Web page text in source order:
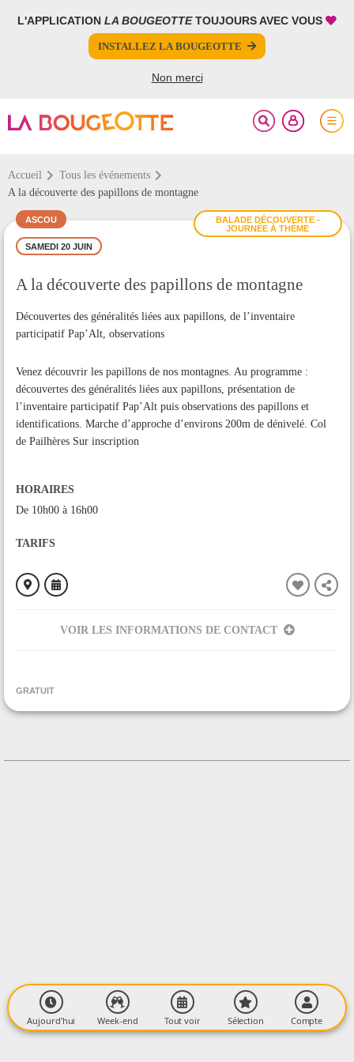
L'APPLICATION LA BOUGEOTTETOUJOURS AVEC VOUS
INSTALLEZ LA BOUGEOTTE
Non merci
Accueil
Tous les événements
A la découverte des papillons de montagne
BALADE DÉCOUVERTE -
JOURNÉE À THÈME
ASCOU
SAMEDI 20 JUIN
A la découverte des papillons de montagne
Découvertes des généralités liées aux papillons, de l’inventaire
participatif Pap’Alt, observations
Venez découvrir les papillons de nos montagnes. Au programme :
découvertes des généralités liées aux papillons, présentation de
l’inventaire participatif Pap’Alt puis observations des papillons et
identifications. Marche d’approche d’environs 200m de dénivelé. Col
de Pailhères Sur inscription
HORAIRES
De 10h00 à 16h00
TARIFS
VOIR LES INFORMATIONS DE CONTACT
GRATUIT
FERMER
PARTAGER
Aujourd’hui Week-end Tout voir Sélection Compte
FERMER
Votre inscription à la newsletter a été effectuée.